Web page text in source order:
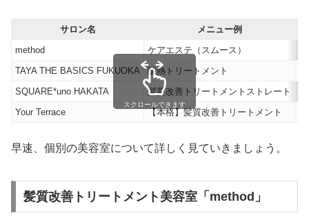
サロン名 メニュー例
method
ケアエステ（スムース）
TAYA THE BASICS FUKUOKA
酸熱トリートメント
SQUARE*uno HAKATA
髪質改善トリートメントストレート
Your Terrace
【本格】髪質改善トリートメント
スクロールできます
早速、個別の美容室について詳しく見ていきましょう。
髪質改善トリートメント美容室「method」